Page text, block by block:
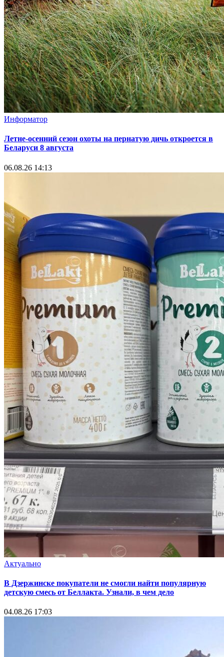
Информатор
Летне-осенний сезон охоты на пернатую дичь откроется в
Беларуси 8 августа
06.08.26 14:13
Актуально
В Дзержинске покупатели не смогли найти популярную
детскую смесь от Беллакта. Узнали, в чем дело
04.08.26 17:03